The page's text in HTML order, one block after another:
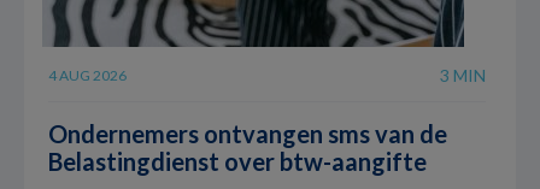
4 AUG 2026 3 MIN
Ondernemers ontvangen sms van de
Belastingdienst over btw-aangifte